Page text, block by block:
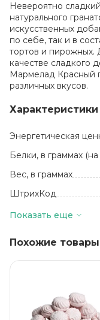
Невероятно
натурального
искусственных
по себе, так и в
тортов и пирожных.
качестве сладкого
Мармелад Красный
различных вкусов.
Характеристики
Энергетическая
Белки, в граммах (на
Вес, в граммах
ШтрихКод
Базовая единица
Количество в
Температура
Показать еще
Похожие товары